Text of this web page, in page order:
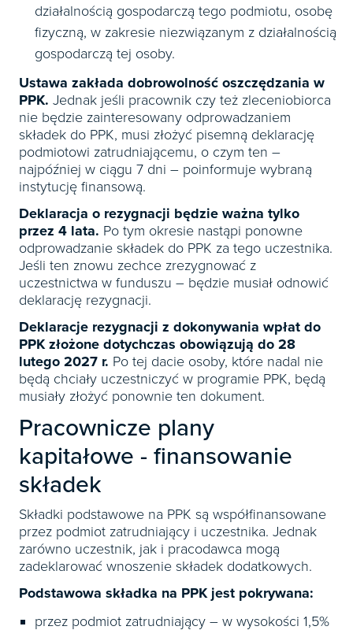
działalnością gospodarczą tego podmiotu, osobę
fizyczną, w zakresie niezwiązanym z działalnością
gospodarczą tej osoby.
Ustawa zakłada dobrowolność oszczędzania w
PPK. Jednak jeśli pracownik czy też zleceniobiorca
nie będzie zainteresowany odprowadzaniem
składek do PPK, musi złożyć pisemną deklarację
podmiotowi zatrudniającemu, o czym ten –
najpóźniej w ciągu 7 dni – poinformuje wybraną
instytucję finansową.
Deklaracja o rezygnacji będzie ważna tylko
przez 4 lata. Po tym okresie nastąpi ponowne
odprowadzanie składek do PPK za tego uczestnika.
Jeśli ten znowu zechce zrezygnować z
uczestnictwa w funduszu – będzie musiał odnowić
deklarację rezygnacji.
Deklaracje rezygnacji z dokonywania wpłat do
PPK złożone dotychczas obowiązują do 28
lutego 2027 r. Po tej dacie osoby, które nadal nie
będą chciały uczestniczyć w programie PPK, będą
musiały złożyć ponownie ten dokument.
Pracownicze plany
kapitałowe - finansowanie
składek
Składki podstawowe na PPK są współfinansowane
przez podmiot zatrudniający i uczestnika. Jednak
zarówno uczestnik, jak i pracodawca mogą
zadeklarować wnoszenie składek dodatkowych.
Podstawowa składka na PPK jest pokrywana:
przez podmiot zatrudniający – w wysokości 1,5%